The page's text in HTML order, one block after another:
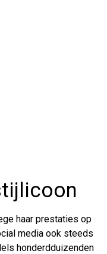
haar prestaties op
media ook steeds
honderdduizenden